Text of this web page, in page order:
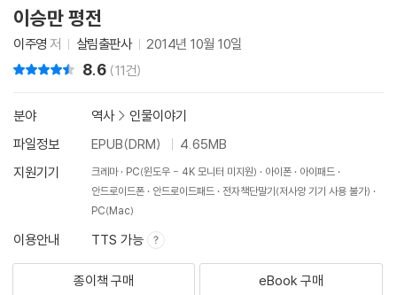
이승만 평전
이주영 저 살림출판사 2014년 10월 10일
8.6 (11건)
분야 역사> 인물이야기
파일정보
EPUB(DRM)
4.65MB
지원기기
크레마 PC(윈도우 - 4K 모니터 미지원) 아이폰
아이패드
안드로이드폰
안드로이드패드
전자책단말기(저사양 기기 사용 불가)
PC(Mac)
이용안내 TTS 가능
종이책 구매 eBook 구매